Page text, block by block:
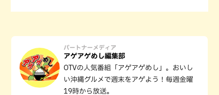
パートナーメディア
アゲアゲめし編集部
OTVの人気番組「アゲアゲめし」。おいし
い沖縄グルメで週末をアゲよう！毎週金曜
19時から放送。